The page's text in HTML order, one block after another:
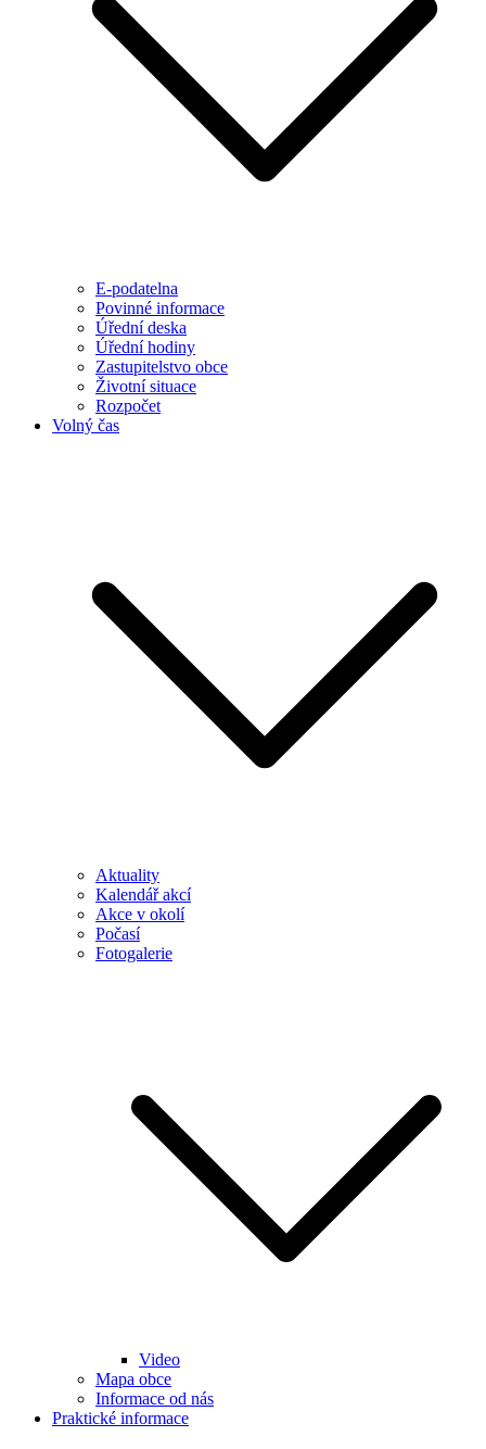
E-podatelna
Povinné informace
Úřední deska
Úřední hodiny
Zastupitelstvo obce
Životní situace
Rozpočet
Volný čas
Aktuality
Kalendář akcí
Akce v okolí
Počasí
Fotogalerie
Video
Mapa obce
Informace od nás
Praktické informace